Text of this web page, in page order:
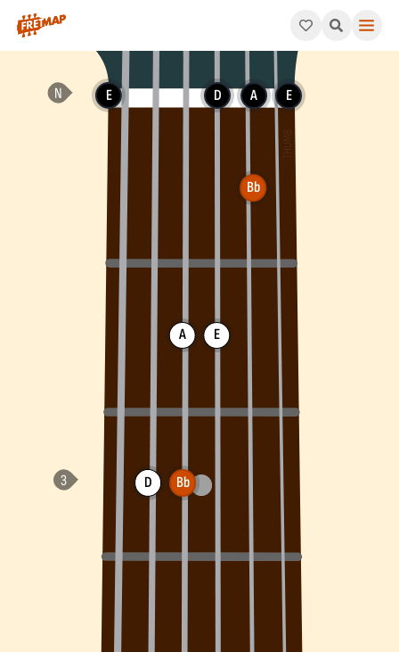
How to play Bb Major 7th Flat 5 Arpeggio (Bbmaj7b5). This
E
D
A
Bb
D
E
A
Bb
E